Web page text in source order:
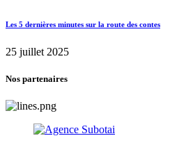
Les 5 dernières minutes sur la route des contes
25 juillet 2025
Nos partenaires